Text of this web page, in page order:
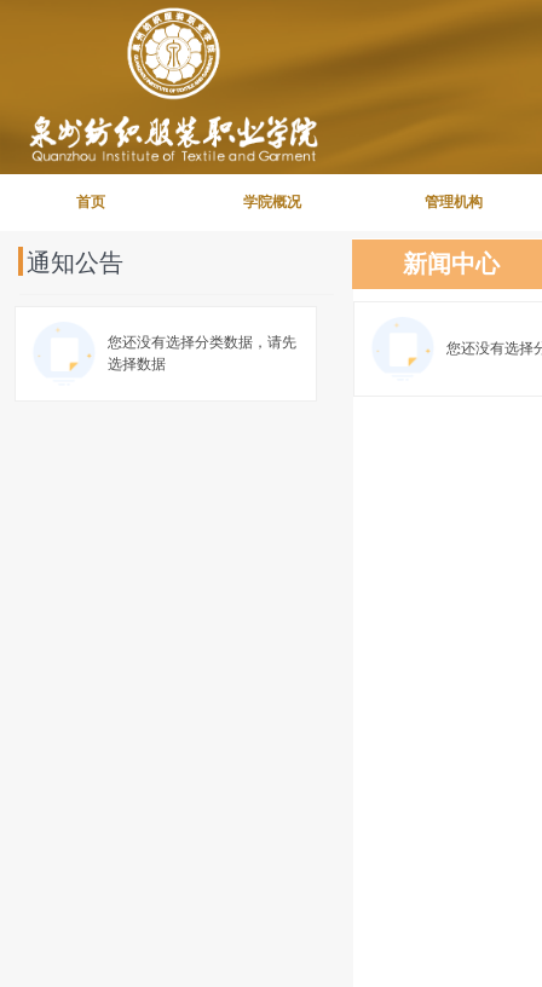
首页 学院概况 管理机构
新闻中心
您还没有选择
通知公告
您还没有选择分类数据，请先
选择数据